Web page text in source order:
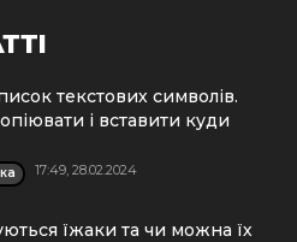
текстових символів.
і вставити куди
17:49, 28.02.2024
їжаки та чи можна їх